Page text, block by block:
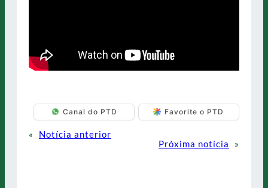
Canal do PTD Favorite o PTD
«
Notícia anterior
Próxima notícia
»